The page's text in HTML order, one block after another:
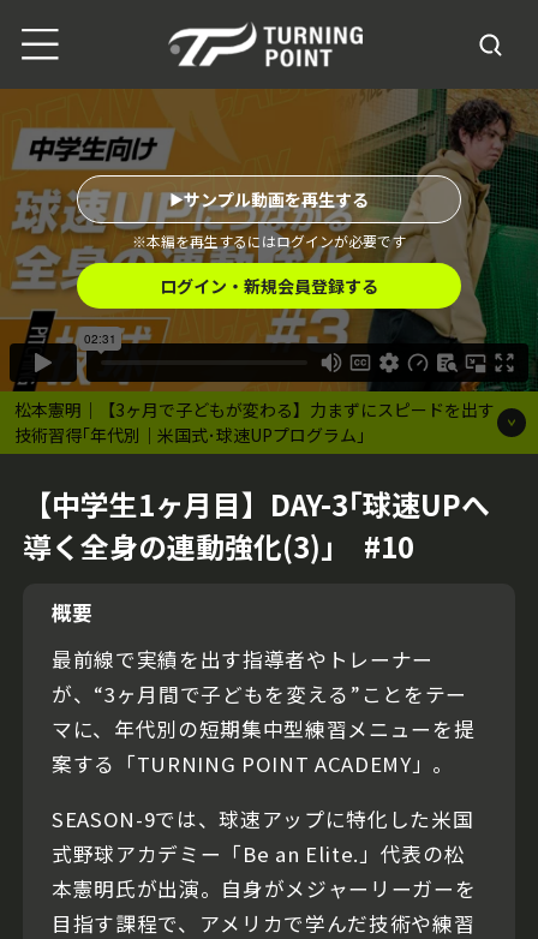
松本憲明｜【3ヶ月で子どもが変わる】力まずにスピードを出す
技術習得｢年代別｜米国式･球速UPプログラム｣
※本編を再生するにはログインが必要です
サンプル動画を再生する
ログイン・新規会員登録する
【中学生1ヶ月目】DAY-3｢球速UPへ
導く全身の連動強化(3)｣ #10
概要
最前線で実績を出す指導者やトレーナー
が、“3ヶ月間で子どもを変える”ことをテー
マに、年代別の短期集中型練習メニューを提
案する「TURNING POINT ACADEMY」。
SEASON-9では、球速アップに特化した米国
式野球アカデミー「Be an Elite.」代表の松
本憲明氏が出演。自身がメジャーリーガーを
目指す課程で、アメリカで学んだ技術や練習